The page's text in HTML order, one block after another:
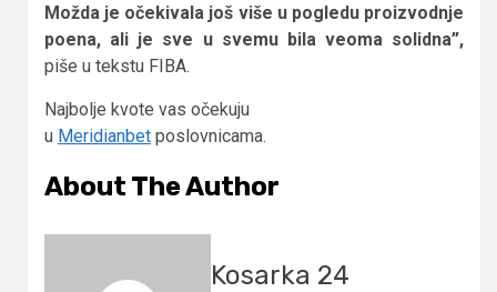
Možda je očekivala još više u pogledu proizvodnje
poena, ali je sve u svemu bila veoma solidna”,
piše u tekstu FIBA.
Najbolje kvote vas očekuju
u Meridianbet poslovnicama.
About The Author
Kosarka 24